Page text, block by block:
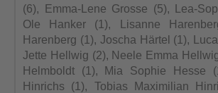
(6), Emma-Lene Grosse (5), Lea-
Ole Hanker (1), Lisanne
Harenberg (1), Joscha Härtel (1),
Jette Hellwig (2), Neele Emma
Helmboldt (1), Mia Sophie Hesse
Hinrichs (1), Tobias Maximilian